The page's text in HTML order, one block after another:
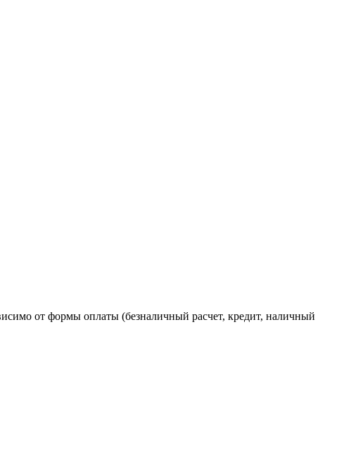
от формы оплаты (безналичный расчет, кредит, наличный